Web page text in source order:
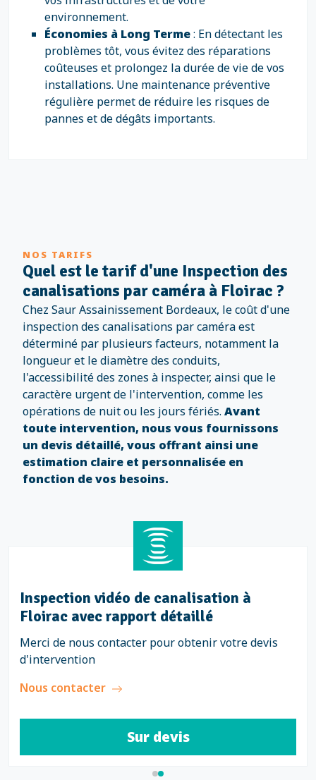
environnement.
Économies à Long Terme: En détectant les
problèmes tôt, vous évitez des réparations
coûteuses et prolongez la durée de vie de vos
installations. Une maintenance préventive
régulière permet de réduire les risques de
pannes et de dégâts importants.
NOS TARIFS
Quel est le tarif d'une Inspection des
canalisations par caméra à Floirac ?
Chez Saur Assainissement Bordeaux, le coût d'une
inspection des canalisations par caméra est
déterminé par plusieurs facteurs, notamment la
longueur et le diamètre des conduits,
l'accessibilité des zones à inspecter, ainsi que le
caractère urgent de l'intervention, comme les
opérations de nuit ou les jours fériés. Avant
toute intervention, nous vous fournissons
un devis détaillé, vous offrant ainsi une
estimation claire et personnalisée en
fonction de vos besoins.
Inspection vidéo de canalisation à
Floirac avec rapport détaillé
Merci de nous contacter pour obtenir votre devis
d'intervention
Nous contacter
Sur devis